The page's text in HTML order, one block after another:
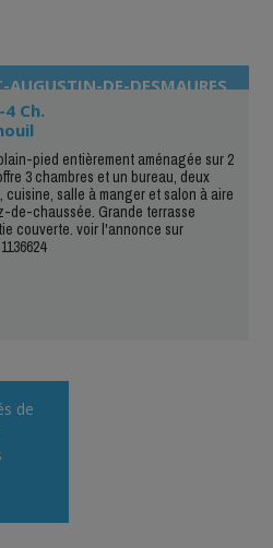
AUGUSTIN-DE-DESMAURES
Ch.
pied entièrement aménagée sur 2
3 chambres et un bureau, deux
cuisine, salle à manger et salon à aire
de-chaussée. Grande terrasse
couverte. voir l'annonce sur
de